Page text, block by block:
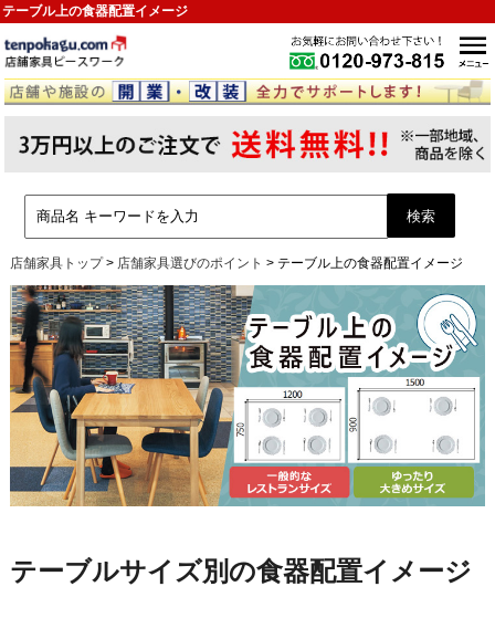
テーブル上の食器配置イメージ
店舗家具トップ> 店舗家具選びのポイント > テーブル上の食器配置イメージ
テーブルサイズ別の食器配置イメージ